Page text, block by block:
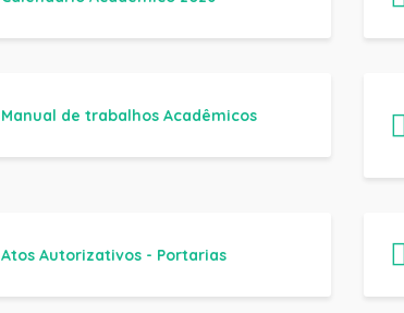
Manual de trabalhos Acadêmicos
Atos Autorizativos - Portarias